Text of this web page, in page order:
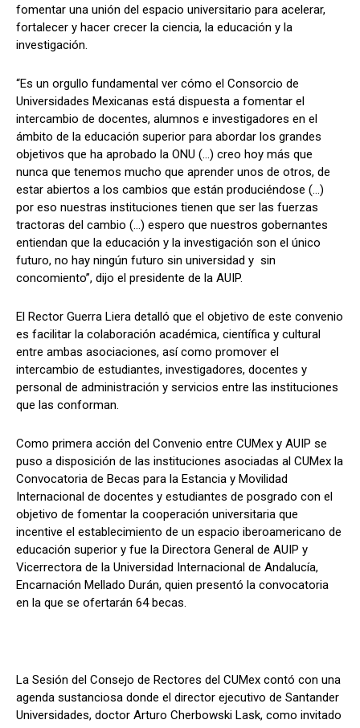
fomentar una unión del espacio universitario para acelerar,
fortalecer y hacer crecer la ciencia, la educación y la
investigación.
“Es un orgullo fundamental ver cómo el Consorcio de
Universidades Mexicanas está dispuesta a fomentar el
intercambio de docentes, alumnos e investigadores en el
ámbito de la educación superior para abordar los grandes
objetivos que ha aprobado la ONU (…) creo hoy más que
nunca que tenemos mucho que aprender unos de otros, de
estar abiertos a los cambios que están produciéndose (…)
por eso nuestras instituciones tienen que ser las fuerzas
tractoras del cambio (…) espero que nuestros gobernantes
entiendan que la educación y la investigación son el único
futuro, no hay ningún futuro sin universidad y sin
concomiento”, dijo el presidente de la AUIP.
El Rector Guerra Liera detalló que el objetivo de este convenio
es facilitar la colaboración académica, científica y cultural
entre ambas asociaciones, así como promover el
intercambio de estudiantes, investigadores, docentes y
personal de administración y servicios entre las instituciones
que las conforman.
Como primera acción del Convenio entre CUMex y AUIP se
puso a disposición de las instituciones asociadas al CUMex la
Convocatoria de Becas para la Estancia y Movilidad
Internacional de docentes y estudiantes de posgrado con el
objetivo de fomentar la cooperación universitaria que
incentive el establecimiento de un espacio iberoamericano de
educación superior y fue la Directora General de AUIP y
Vicerrectora de la Universidad Internacional de Andalucía,
Encarnación Mellado Durán, quien presentó la convocatoria
en la que se ofertarán 64 becas.
La Sesión del Consejo de Rectores del CUMex contó con una
agenda sustanciosa donde el director ejecutivo de Santander
Universidades, doctor Arturo Cherbowski Lask, como invitado